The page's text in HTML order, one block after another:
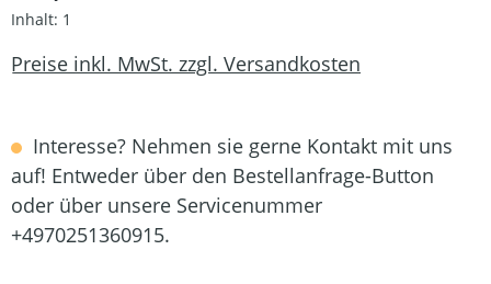
Inhalt: 1
Preise inkl. MwSt. zzgl. Versandkosten
Interesse? Nehmen sie gerne Kontakt mit uns
auf! Entweder über den Bestellanfrage-Button
oder über unsere Servicenummer
+4970251360915.